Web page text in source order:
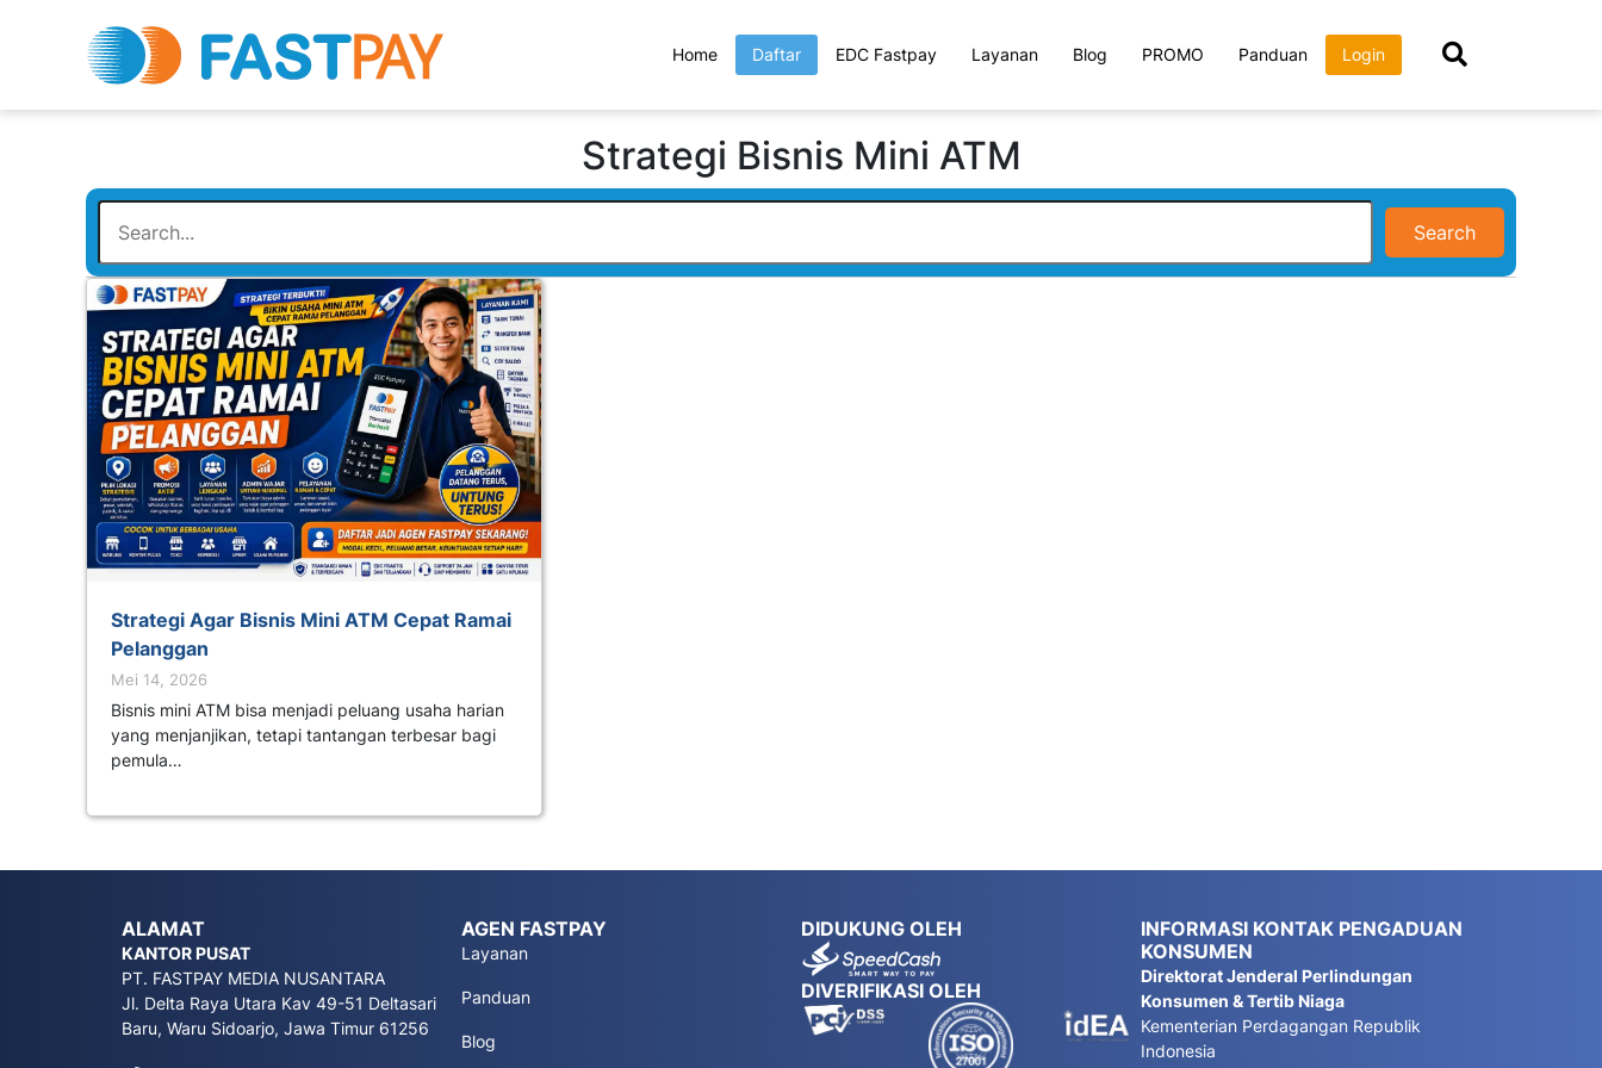
Home Daftar EDC Fastpay Layanan Blog PROMO Panduan Login
Strategi Bisnis Mini ATM
Search
Strategi Agar Bisnis Mini ATM Cepat Ramai
Pelanggan
Mei 14, 2026
Bisnis mini ATM bisa menjadi peluang usaha harian
yang menjanjikan, tetapi tantangan terbesar bagi
pemula…
ALAMAT
KANTOR PUSAT
PT. FASTPAY MEDIA NUSANTARA
Jl. Delta Raya Utara Kav 49-51 Deltasari
Baru, Waru Sidoarjo, Jawa Timur 61256
AGEN FASTPAY
Layanan
Panduan
Blog
DIDUKUNG OLEH
DIVERIFIKASI OLEH
INFORMASI KONTAK PENGADUAN
KONSUMEN
Direktorat Jenderal Perlindungan
Konsumen & Tertib Niaga
Kementerian Perdagangan Republik
Indonesia